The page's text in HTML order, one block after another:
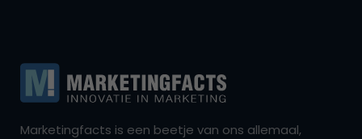
Marketingfacts is een beetje van ons allemaal,